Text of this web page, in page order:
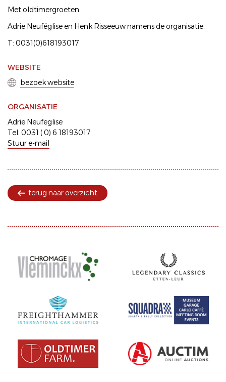
Met oldtimergroeten.
Adrie Neuféglise en Henk Risseeuw namens de organisatie.
T: 0031(0)618193017
WEBSITE
bezoek website
ORGANISATIE
Adrie Neufeglise
Tel. 0031 ( 0) 6 18193017
Stuur e-mail
terug naar overzicht